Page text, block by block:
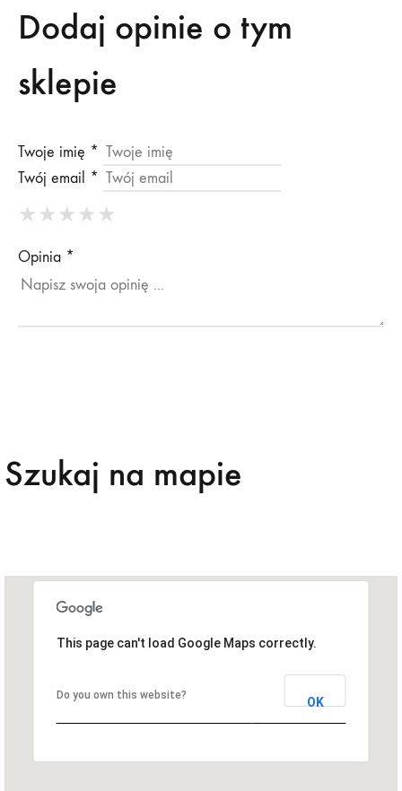
Dodaj opinie o tym
sklepie
Twoje imię *
Twój email *
★
★ ★
★ ★ ★
★ ★ ★ ★
★ ★ ★ ★ ★
Opinia *
Szukaj na mapie
This page can't load Google Maps correctly.
Do you own this website? OK